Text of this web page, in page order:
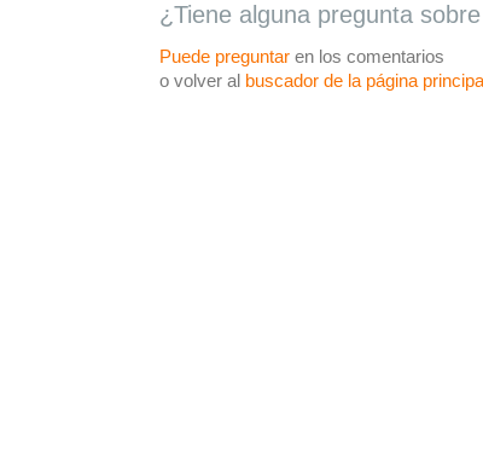
¿Tiene alguna pregunta
Puede preguntar en los comentarios
o volver al buscador de la página